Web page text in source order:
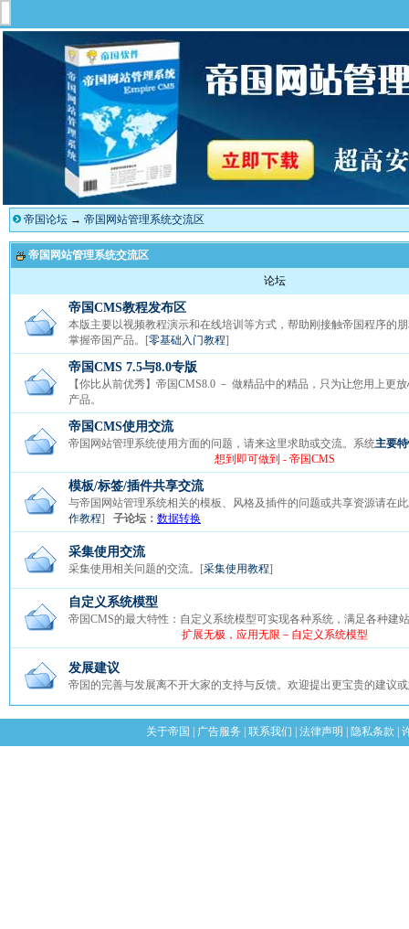
帝国论坛 → 帝国网站管理系统交流区
帝国网站管理系统交流区
论坛
帝国CMS教程发布区
本版主要以视频教程演示和在线培训等方式，帮助刚接触帝国程序的
掌握帝国产品。[零基础入门教程]
帝国CMS 7.5与8.0专版
【你比从前优秀】帝国CMS8.0 － 做精品中的精品，只为让您用上更
产品。
帝国CMS使用交流
帝国网站管理系统使用方面的问题，请来这里求助或交流。系统主要
想到即可做到 - 帝国CMS
模板/标签/插件共享交流
与帝国网站管理系统相关的模板、风格及插件的问题或共享资源请在
作教程] 子论坛： 数据转换
采集使用交流
采集使用相关问题的交流。[采集使用教程]
自定义系统模型
帝国CMS的最大特性：自定义系统模型可实现各种系统，满足各种建
扩展无极，应用无限－自定义系统模型
发展建议
帝国的完善与发展离不开大家的支持与反馈。欢迎提出更宝贵的建议
关于帝国 广告服务 联系我们 法律声明 隐私条款